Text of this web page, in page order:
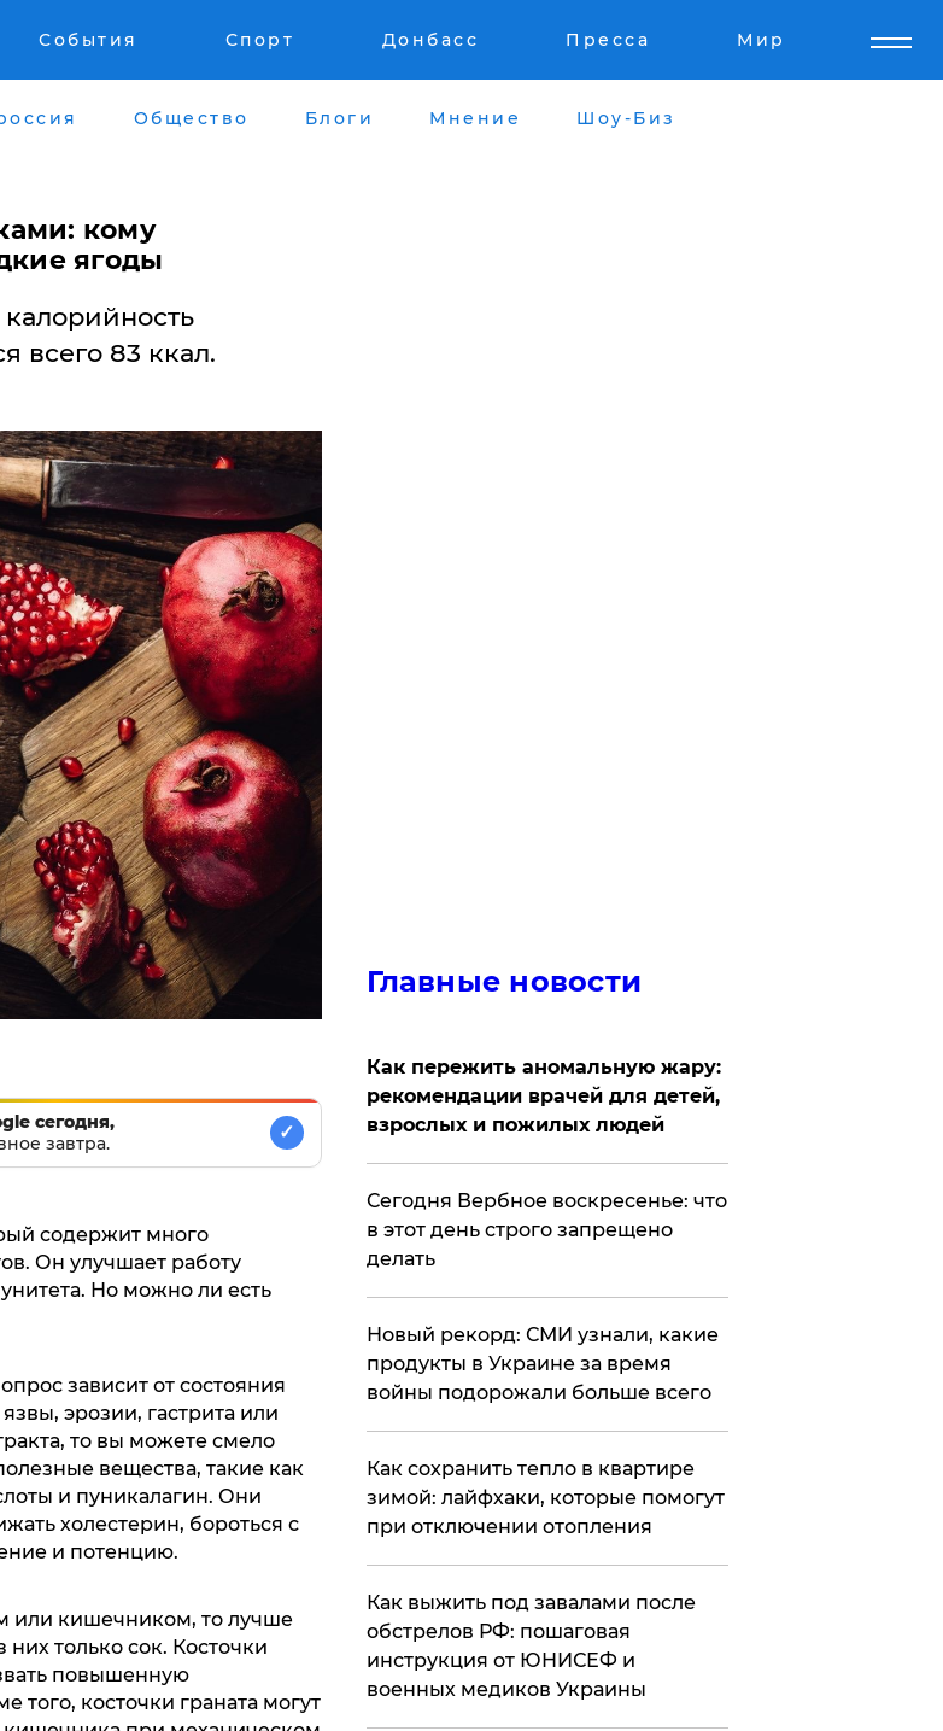
События Спорт Донбасс Пресса Мир
Общество Блоги Мнение Шоу-Биз
кому
ягоды
калорийность
всего 83 ккал.
сегодня,
завтра.
✓
содержит много
Он улучшает работу
Но можно ли есть
зависит от состояния
эрозии, гастрита или
то вы можете смело
вещества, такие как
и пуникалагин. Они
холестерин, бороться с
и потенцию.
или кишечником, то лучше
только сок. Косточки
повышенную
того, косточки граната могут
Главные новости
Как пережить аномальную жару:
рекомендации врачей для детей,
взрослых и пожилых людей
​Сегодня Вербное воскресенье: что
в этот день строго запрещено
делать
Новый рекорд: СМИ узнали, какие
продукты в Украине за время
войны подорожали больше всего
​Как сохранить тепло в квартире
зимой: лайфхаки, которые помогут
при отключении отопления
Как выжить под завалами после
обстрелов РФ: пошаговая
инструкция от ЮНИСЕФ и
военных медиков Украины